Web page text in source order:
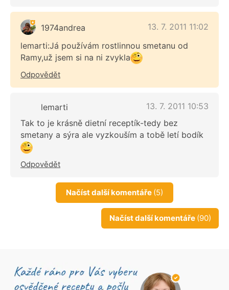
1974andrea
13. 7. 2011 11:02
lemarti:Já používám rostlinnou smetanu od
Ramy,už jsem si na ni zvykla
Odpovědět
lemarti
13. 7. 2011 10:53
Tak to je krásně dietní receptík-tedy bez
smetany a sýra ale vyzkouším a tobě letí bodík
Odpovědět
Načíst další komentáře (5)
Načíst další komentáře (90)